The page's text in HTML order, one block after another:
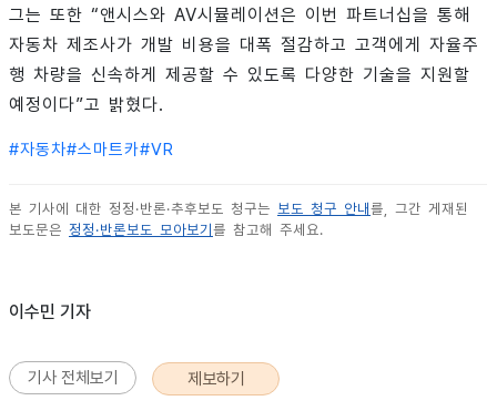
그는 또한 “앤시스와 AV시뮬레이션은 이번 파트너십을 통해
자동차 제조사가 개발 비용을 대폭 절감하고 고객에게 자율주
행 차량을 신속하게 제공할 수 있도록 다양한 기술을 지원할
예정이다”고 밝혔다.
#자동차#스마트카#VR
본 기사에 대한 정정·반론·추후보도 청구는 보도 청구 안내 를, 그간 게재된
보도문은 정정·반론보도 모아보기 를 참고해 주세요.
이수민 기자
기사 전체보기 제보하기